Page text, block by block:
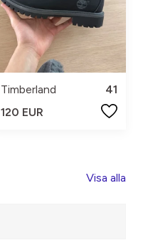
Timberland
41
120 EUR
Visa alla